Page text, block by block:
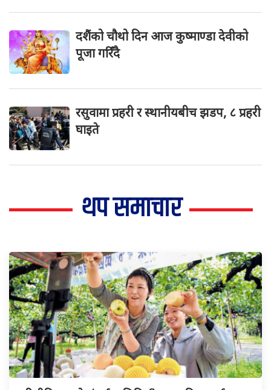
दशैंको चौथो दिन आज कुष्माण्डा देवीको
पूजा गरिँदै
रसुवामा प्रहरी र स्थानीयबीच झडप, ८ प्रहरी
घाइते
थप समाचार